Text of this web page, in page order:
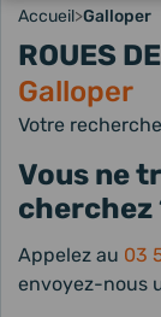
Accueil>Galloper
ROUES
Galloper
Votre
Vous ne
cherchez
Appelez au 03
envoyez-nous